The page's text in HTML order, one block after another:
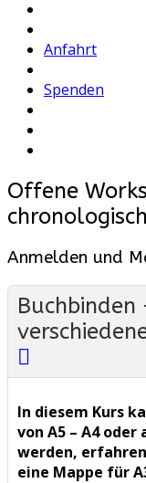
Anfahrt
Spenden
Offene
chronologisch
Anmelden und
Buchbinden
In diesem Kurs
von A5 – A4
werden,
eine Mappe für